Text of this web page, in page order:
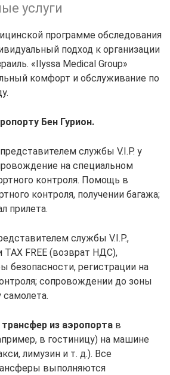
услуги
программе обследования
подход к организации
«Ilyssa Medical Group»
комфорт и обслуживание по
Бен Гурион.
службы V.I.P. у
на специальном
контроля. Помощь в
контроля, получении багажа;
прилета.
службы V.I.P.,
FREE (возврат НДС),
безопасности, регистрации на
сопровождении до зоны
самолета.
из аэропорта в
в гостиницу) на машине
лимузин и т. д.). Все
выполняются